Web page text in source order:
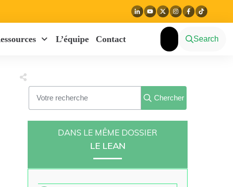
L’équipe Contact Search
Chercher
DANS LE MÊME DOSSIER
LE LEAN